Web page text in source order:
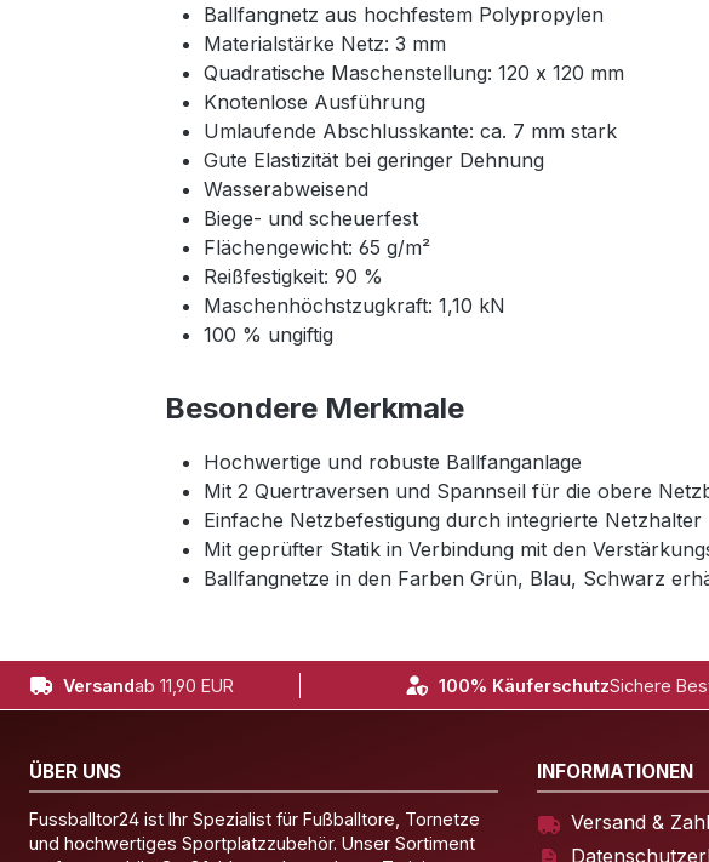
Ballfangnetz aus hochfestem Polypropylen
Materialstärke Netz: 3 mm
Quadratische Maschenstellung: 120 x 120 mm
Knotenlose Ausführung
Umlaufende Abschlusskante: ca. 7 mm stark
Gute Elastizität bei geringer Dehnung
Wasserabweisend
Biege- und scheuerfest
Flächengewicht: 65 g/m²
Reißfestigkeit: 90 %
Maschenhöchstzugkraft: 1,10 kN
100 % ungiftig
Besondere Merkmale
Hochwertige und robuste Ballfanganlage
Mit 2 Quertraversen und Spannseil für die obere
Einfache Netzbefestigung durch integrierte Netzhalter
Mit geprüfter Statik in Verbindung mit den
Ballfangnetze in den Farben Grün, Blau, Schwarz
Versandab 11,90 EUR 100% KäuferschutzSichere
ÜBER UNS
Fussballtor24 ist Ihr Spezialist für Fußballtore, Tornetze
und hochwertiges Sportplatzzubehör. Unser Sortiment
INFORMATIONEN
Versand &